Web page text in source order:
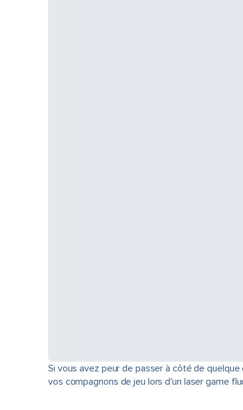
Si vous avez peur de passer à côté de
vos compagnons de jeu lors d'un laser game